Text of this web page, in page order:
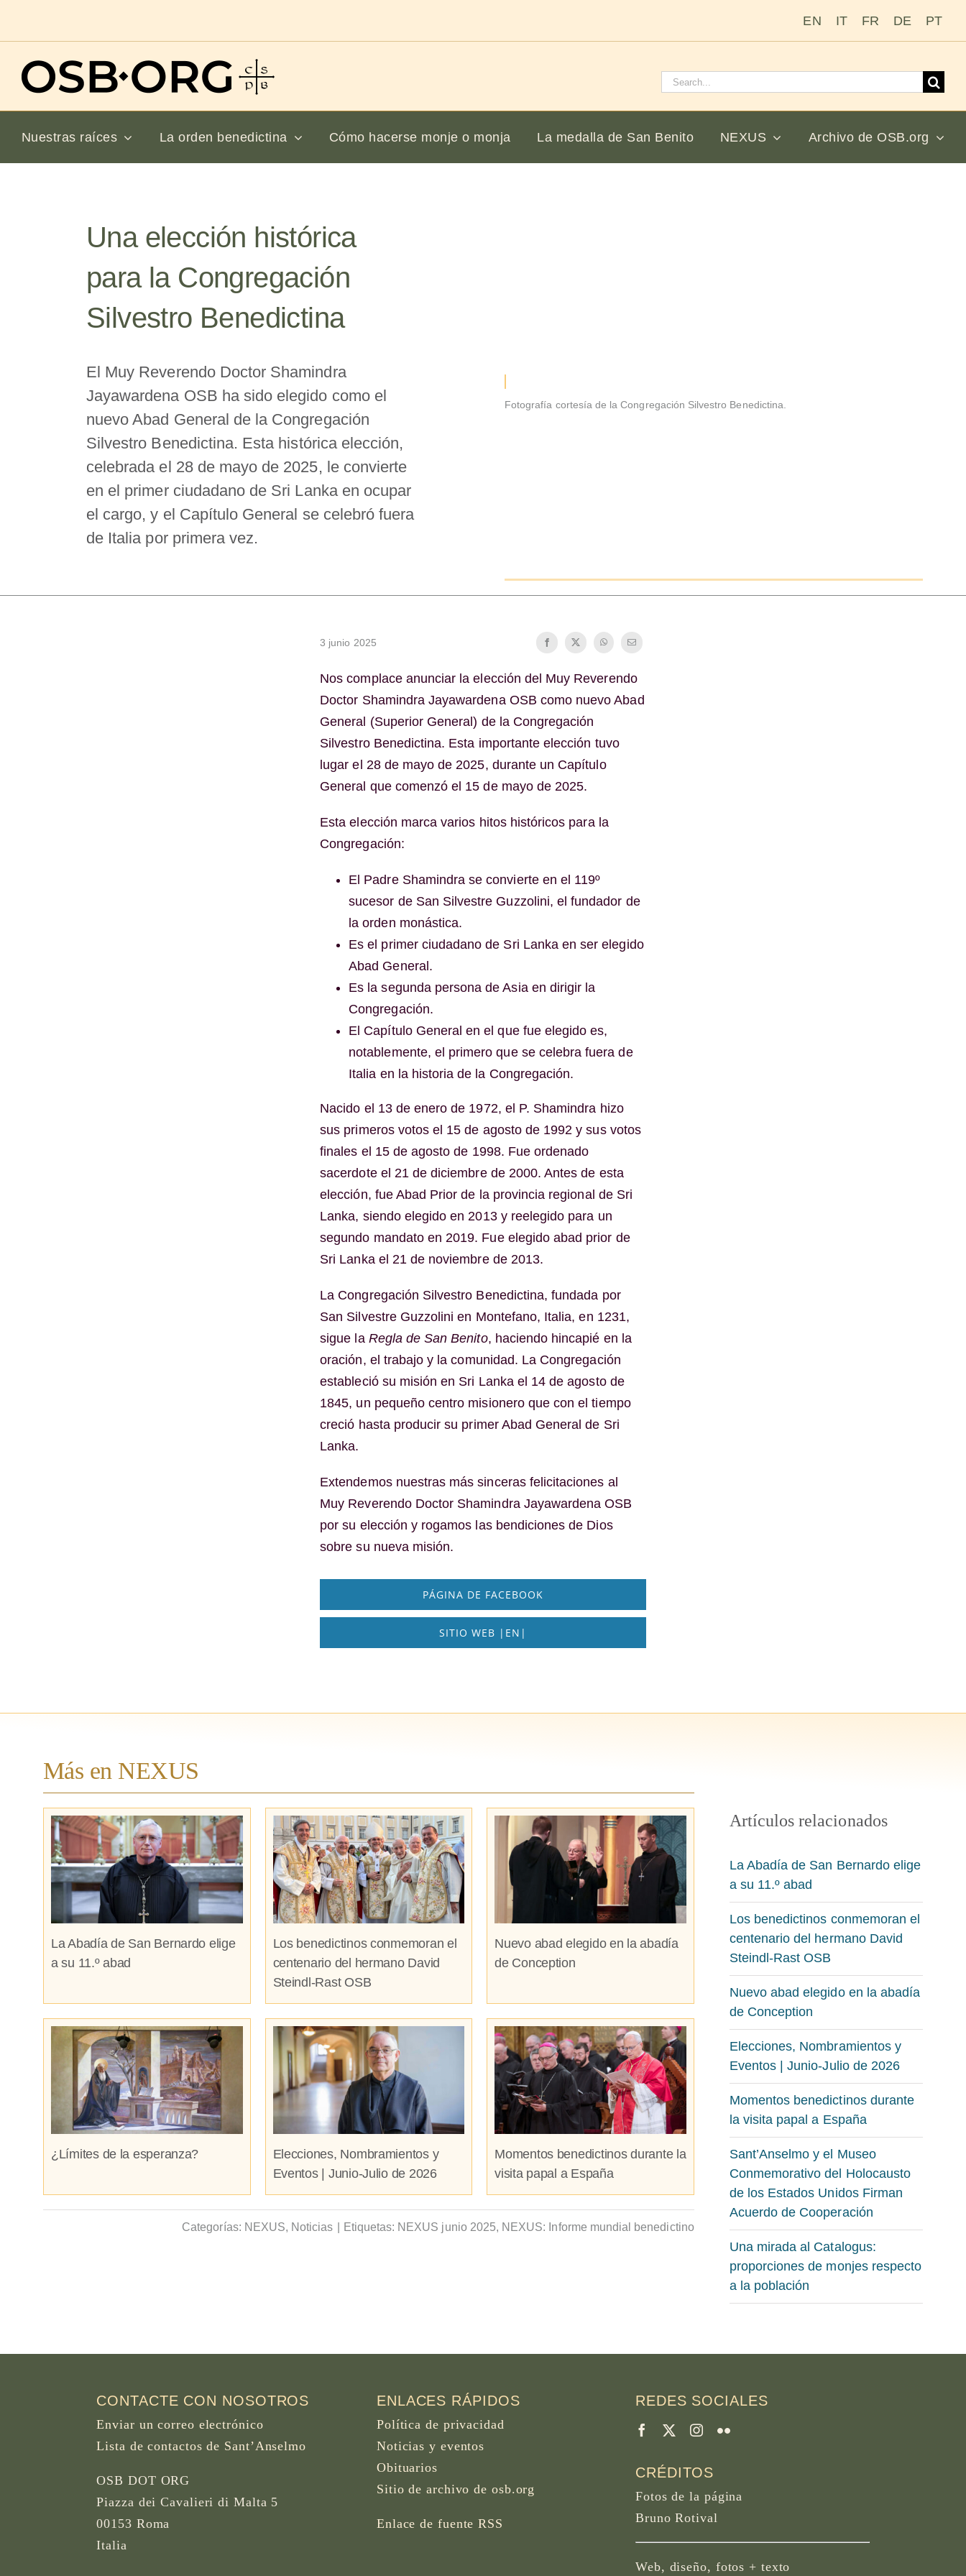
EN IT FR DE PT
Buscar:
Nuestras raíces La orden benedictina Cómo hacerse monje o monja La medalla de San Benito NEXUS Archivo de OSB.org
Una elección histórica
para la Congregación
Silvestro Benedictina
El Muy Reverendo Doctor Shamindra
Jayawardena OSB ha sido elegido como el
nuevo Abad General de la Congregación
Silvestro Benedictina. Esta histórica elección,
celebrada el 28 de mayo de 2025, le convierte
en el primer ciudadano de Sri Lanka en ocupar
el cargo, y el Capítulo General se celebró fuera
de Italia por primera vez.
Fotografía cortesía de la Congregación Silvestro Benedictina.
3 junio 2025
Nos complace anunciar la elección del Muy Reverendo
Doctor Shamindra Jayawardena OSB como nuevo Abad
General (Superior General) de la Congregación
Silvestro Benedictina. Esta importante elección tuvo
lugar el 28 de mayo de 2025, durante un Capítulo
General que comenzó el 15 de mayo de 2025.
Esta elección marca varios hitos históricos para la
Congregación:
El Padre Shamindra se convierte en el 119º
sucesor de San Silvestre Guzzolini, el fundador de
la orden monástica.
Es el primer ciudadano de Sri Lanka en ser elegido
Abad General.
Es la segunda persona de Asia en dirigir la
Congregación.
El Capítulo General en el que fue elegido es,
notablemente, el primero que se celebra fuera de
Italia en la historia de la Congregación.
Nacido el 13 de enero de 1972, el P. Shamindra hizo
sus primeros votos el 15 de agosto de 1992 y sus votos
finales el 15 de agosto de 1998. Fue ordenado
sacerdote el 21 de diciembre de 2000. Antes de esta
elección, fue Abad Prior de la provincia regional de Sri
Lanka, siendo elegido en 2013 y reelegido para un
segundo mandato en 2019. Fue elegido abad prior de
Sri Lanka el 21 de noviembre de 2013.
La Congregación Silvestro Benedictina, fundada por
San Silvestre Guzzolini en Montefano, Italia, en 1231,
sigue la Regla de San Benito, haciendo hincapié en la
oración, el trabajo y la comunidad. La Congregación
estableció su misión en Sri Lanka el 14 de agosto de
1845, un pequeño centro misionero que con el tiempo
creció hasta producir su primer Abad General de Sri
Lanka.
Extendemos nuestras más sinceras felicitaciones al
Muy Reverendo Doctor Shamindra Jayawardena OSB
por su elección y rogamos las bendiciones de Dios
sobre su nueva misión.
PÁGINA DE FACEBOOK
SITIO WEB |EN|
Más en NEXUS
La Abadía de San Bernardo elige
a su 11.º abad
Los benedictinos conmemoran el
centenario del hermano David
Steindl-Rast OSB
Nuevo abad elegido en la abadía
de Conception
¿Límites de la esperanza?
Elecciones, Nombramientos y
Eventos | Junio-Julio de 2026
Momentos benedictinos durante la
visita papal a España
Categorías: NEXUS, Noticias Etiquetas: NEXUS junio 2025, NEXUS: Informe mundial benedictino
Artículos relacionados
La Abadía de San Bernardo elige
a su 11.º abad
Los benedictinos conmemoran el
centenario del hermano David
Steindl-Rast OSB
Nuevo abad elegido en la abadía
de Conception
Elecciones, Nombramientos y
Eventos | Junio-Julio de 2026
Momentos benedictinos durante
la visita papal a España
Sant’Anselmo y el Museo
Conmemorativo del Holocausto
de los Estados Unidos Firman
Acuerdo de Cooperación
Una mirada al Catalogus:
proporciones de monjes respecto
a la población
CONTACTE CON NOSOTROS
Enviar un correo electrónico
Lista de contactos de Sant’Anselmo
OSB DOT ORG
Piazza dei Cavalieri di Malta 5
00153 Roma
Italia
ENLACES RÁPIDOS
Política de privacidad
Noticias y eventos
Obituarios
Sitio de archivo de osb.org
Enlace de fuente RSS
REDES SOCIALES
CRÉDITOS
Fotos de la página
Bruno Rotival
Web, diseño, fotos + texto